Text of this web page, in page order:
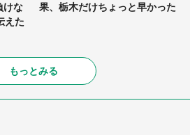
けな
えた
果、栃木だけちょっと早かった
もっとみる